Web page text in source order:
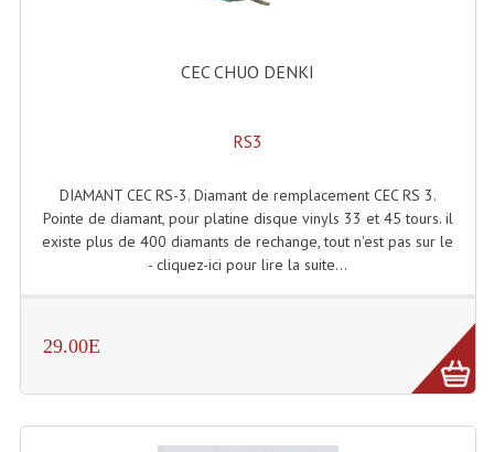
Flight-Case (s) Et Accessoires
Flight Case Régie
Flight Cases Platine Disque. Lecteurs CD
CEC CHUO DENKI
RS3
DIAMANT CEC RS-3. Diamant de remplacement CEC RS 3.
Pointe de diamant, pour platine disque vinyls 33 et 45 tours. il
existe plus de 400 diamants de rechange, tout n'est pas sur le
- cliquez-ici pour lire la suite...
29.00E